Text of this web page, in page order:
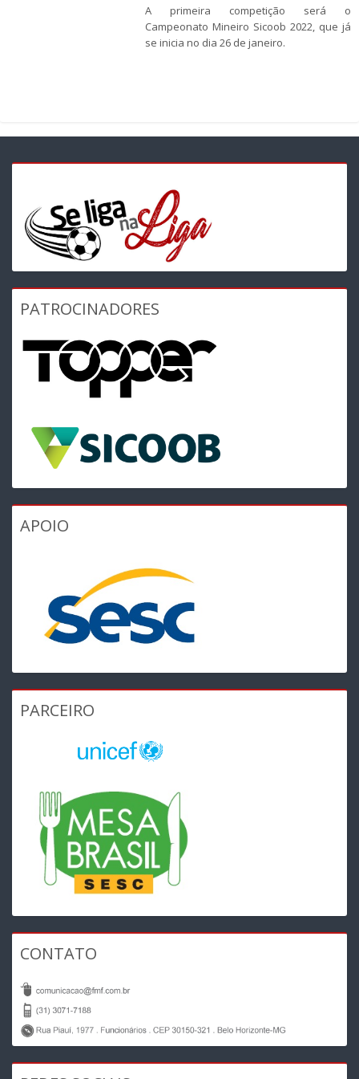
A primeira competição será o
Campeonato Mineiro Sicoob 2022, que já
se inicia no dia 26 de janeiro.
PATROCINADORES
APOIO
PARCEIRO
CONTATO